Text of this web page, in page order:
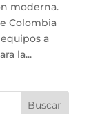
moderna.
Colombia
a
la...
Buscar